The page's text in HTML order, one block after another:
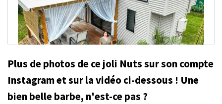
Plus de photos de ce joli Nuts sur son compte
Instagram et sur la vidéo ci-dessous ! Une
bien belle barbe, n'est-ce pas ?